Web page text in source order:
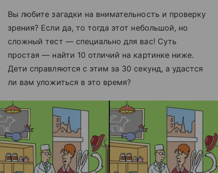
Вы любите загадки на внимательность и проверку
зрения? Если да, то тогда этот небольшой, но
сложный тест — специально для вас! Суть
простая — найти 10 отличий на картинке ниже.
Дети справляются с этим за 30 секунд, а удастся
ли вам уложиться в это время?